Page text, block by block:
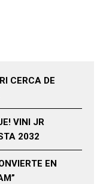
CERCA DE
VINI JR
2032
EN